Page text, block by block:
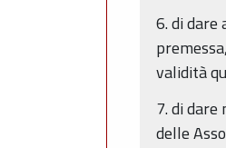
6. di
validità
7. di
delle